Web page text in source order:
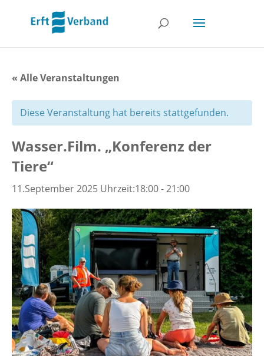
« Alle Veranstaltungen
Diese Veranstaltung hat bereits stattgefunden.
Wasser.Film. „Konferenz der
Tiere“
11.September 2025 Uhrzeit:18:00-21:00